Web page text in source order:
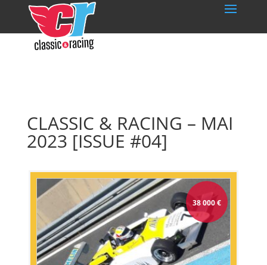
CLASSIC & RACING – MAI
2023 [ISSUE #04]
38 000€